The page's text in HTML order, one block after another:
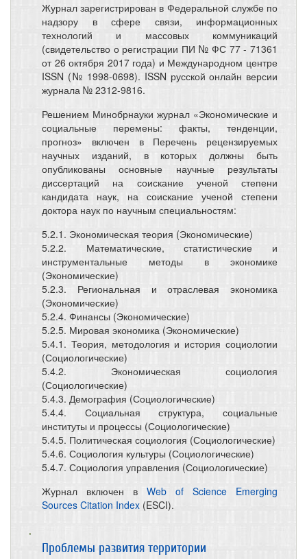
Журнал зарегистрирован в Федеральной службе по
надзору в сфере связи, информационных
технологий и массовых коммуникаций
(свидетельство о регистрации ПИ № ФС 77 - 71361
от 26 октября 2017 года) и Международном центре
ISSN (№ 1998-0698). ISSN русской онлайн версии
журнала № 2312-9816.
Решением Минобрнауки журнал «Экономические и
социальные перемены: факты, тенденции,
прогноз» включен в Перечень рецензируемых
научных изданий, в которых должны быть
опубликованы основные научные результаты
диссертаций на соискание ученой степени
кандидата наук, на соискание ученой степени
доктора наук по научным специальностям:
5.2.1. Экономическая теория (Экономические)
5.2.2. Математические, статистические и
инструментальные методы в экономике
(Экономические)
5.2.3. Региональная и отраслевая экономика
(Экономические)
5.2.4. Финансы (Экономические)
5.2.5. Мировая экономика (Экономические)
5.4.1. Теория, методология и история социологии
(Социологические)
5.4.2. Экономическая социология
(Социологические)
5.4.3. Демография (Социологические)
5.4.4. Социальная структура, социальные
институты и процессы (Социологические)
5.4.5. Политическая социология (Социологические)
5.4.6. Социология культуры (Социологические)
5.4.7. Социология управления (Социологические)
Журнал включен в Web of Science Emerging
Sources Citation Index (ESCI).
Проблемы развития территории